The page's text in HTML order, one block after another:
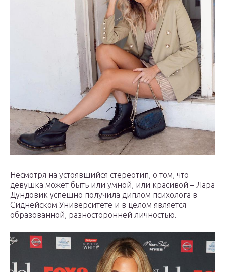
Несмотря на устоявшийся стереотип, о том, что
девушка может быть или умной, или красивой – Лара
Дундовик успешно получила диплом психолога в
Сиднейском Университете и в целом является
образованной, разносторонней личностью.